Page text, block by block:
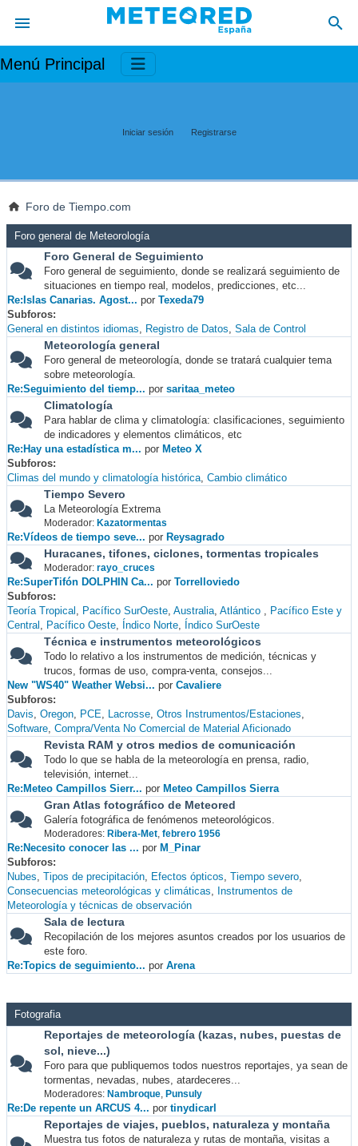
Menú Principal
Iniciar sesión Registrarse
Foro de Tiempo.com
Foro general de Meteorología
Foro General de Seguimiento
Foro general de seguimiento, donde se realizará seguimiento de
situaciones en tiempo real, modelos, predicciones, etc...
Re:Islas Canarias. Agost... por Texeda79
Subforos
General en distintos idiomas
Registro de Datos Sala de Control
Meteorología general
Foro general de meteorología, donde se tratará cualquier tema
sobre meteorología.
Re:Seguimiento del tiemp... por saritaa_meteo
Climatología
Para hablar de clima y climatología: clasificaciones, seguimiento
de indicadores y elementos climáticos, etc
Re:Hay una estadística m... por Meteo X
Subforos
Climas del mundo y climatología histórica Cambio climático
Tiempo Severo
La Meteorología Extrema
Moderador: Kazatormentas
Re:Vídeos de tiempo seve... por Reysagrado
Huracanes, tifones, ciclones, tormentas tropicales
Moderador: rayo_cruces
Re:SuperTifón DOLPHIN Ca... por Torrelloviedo
Subforos
Teoría Tropical
Pacífico SurOeste Australia Atlántico
Pacífico Este y
Central
Pacífico Oeste Índico Norte Índico SurOeste
Técnica e instrumentos meteorológicos
Todo lo relativo a los instrumentos de medición, técnicas y
trucos, formas de uso, compra-venta, consejos...
New "WS40" Weather Websi... por Cavaliere
Subforos
Davis Oregon PCE Lacrosse Otros Instrumentos/Estaciones
Software Compra/Venta No Comercial de Material Aficionado
Revista RAM y otros medios de comunicación
Todo lo que se habla de la meteorología en prensa, radio,
televisión, internet...
Re:Meteo Campillos Sierr... por Meteo Campillos Sierra
Gran Atlas fotográfico de Meteored
Galería fotográfica de fenómenos meteorológicos.
Moderadores: Ribera-Met, febrero 1956
Re:Necesito conocer las ... por M_Pinar
Subforos
Nubes Tipos de precipitación Efectos ópticos Tiempo severo
Consecuencias meteorológicas y climáticas
Instrumentos de
Meteorología y técnicas de observación
Sala de lectura
Recopilación de los mejores asuntos creados por los usuarios de
este foro.
Re:Topics de seguimiento... por Arena
Fotografia
Reportajes de meteorología (kazas, nubes, puestas de
sol, nieve...)
Foro para que publiquemos todos nuestros reportajes, ya sean de
tormentas, nevadas, nubes, atardeceres...
Moderadores: Nambroque, Punsuly
Re:De repente un ARCUS 4... por tinydicarl
Reportajes de viajes, pueblos, naturaleza y montaña
Muestra tus fotos de naturaleza y rutas de montaña, visitas a